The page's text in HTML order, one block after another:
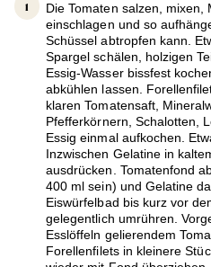
Die Tomaten salzen, mixen,
einschlagen und so
Schüssel abtropfen kann.
Spargel schälen, holzigen
Essig-Wasser bissfest
abkühlen lassen.
klaren Tomatensaft,
Pfefferkörnern, Schalotten,
Essig einmal aufkochen.
Inzwischen Gelatine in
ausdrücken. Tomatenfond
400 ml sein) und Gelatine
Eiswürfelbad bis kurz vor
gelegentlich umrühren.
Esslöffeln gelierendem
Forellenfilets in kleinere